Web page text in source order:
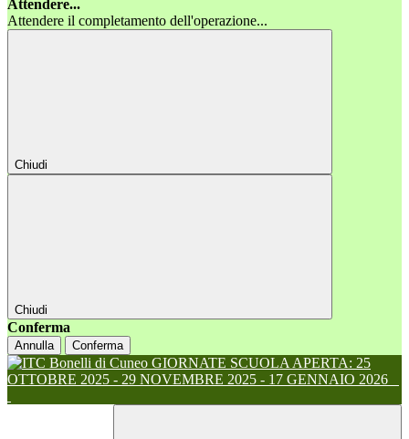
Attendere...
Attendere il completamento dell'operazione...
Chiudi
Chiudi
Conferma
Annulla Conferma
GIORNATE SCUOLA APERTA: 25
OTTOBRE 2025 - 29 NOVEMBRE 2025 - 17 GENNAIO 2026